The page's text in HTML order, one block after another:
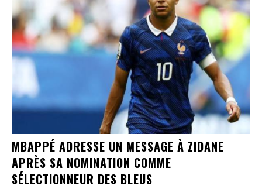
MBAPPÉ ADRESSE UN MESSAGE À ZIDANE
APRÈS SA NOMINATION COMME
SÉLECTIONNEUR DES BLEUS